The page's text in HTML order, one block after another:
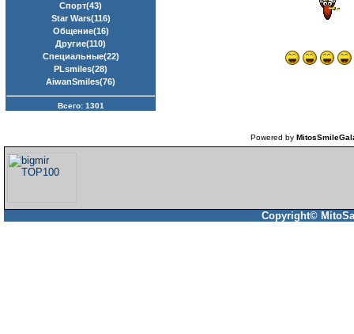
Спорт(43)
Star Wars(116)
Общение(16)
Другие(110)
Специальные(22)
PLsmiles(28)
AiwanSmiles(76)
Всего: 1301
Powered by
Copyright©